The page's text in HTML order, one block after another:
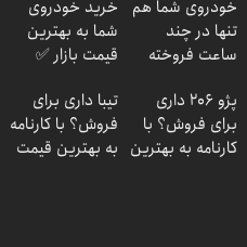
خودروی شما هم
تنها در چند
ساعت فروخته
خرید خودروی
شما به بهترین
قیمت بازار ✅
پژو 206 داری
برای فروش؟ با
کارنامه به بهترین
تیبا داری برای
فروش؟ با کارنامه
به بهترین قیمت